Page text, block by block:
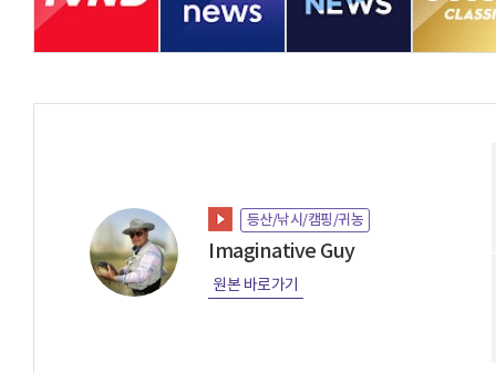
등산/낚시/캠핑/귀농
Imaginative Guy
원본 바로가기